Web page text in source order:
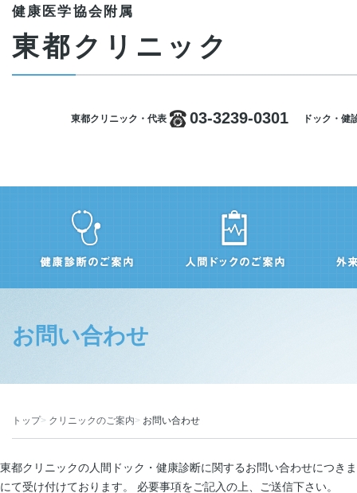
健康医学協会附属
東都クリニック
東都クリニック・代表 03-3239-0301 ドック・健
お問い合わせ
トップ クリニックのご案内 お問い合わせ
東都クリニックの人間ドック・健康診断に関するお問い合わせにつき
にて受け付けております。 必要事項をご記入の上、ご送信下さい。